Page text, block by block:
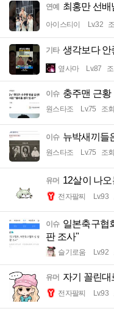
연예 최홍만 선배
아이스티이 Lv.32
기타 생각보다 안
옆사마 Lv.87
이슈 충주맨 근황
원스타조 Lv.75 조
이슈 뉴박새끼들
원스타조 Lv.75 조
유머 12살이 나
전자팔찌 Lv.93
이슈 일본축구협
판 조사"
슬기로움 Lv.92
유머 자기 꼴린대
전자팔찌 Lv.93